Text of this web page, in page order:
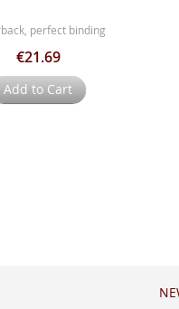
perfect binding
€21.69
Add to Cart